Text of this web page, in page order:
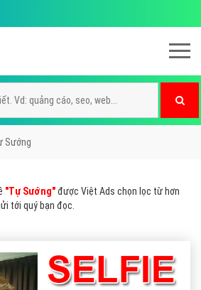
Sướng
"Tự Sướng"được Việt Ads chọn lọc từ hơn
tới quý bạn đọc.